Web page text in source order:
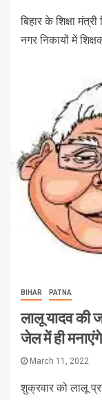
बिहार के शिक्षा
नगर निकायों में
BIHAR PATNA
लालू यादव की
जेल में ही मनाएंगे
March 11, 2022
शुक्रवार को लालू